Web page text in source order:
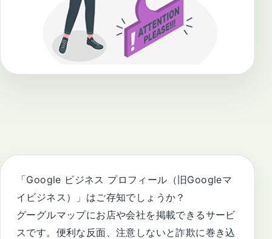
「Google ビジネス プロフィール（旧Googleマ
イビジネス）」はご存知でしょうか？
グーグルマップにお店や会社を掲載できるサービ
スです。便利な反面、注意しないと詐欺に巻き込